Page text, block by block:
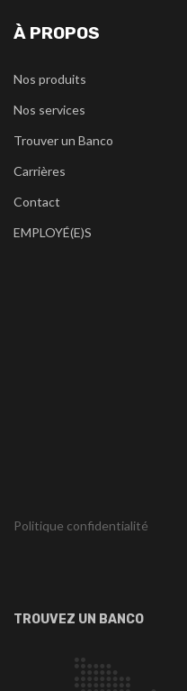
À PROPOS
Nos produits
Nos services
Trouver un Banco
Carrières
Contact
EMPLOYÉ(E)S
Politique confidentialité
TROUVEZ UN BANCO